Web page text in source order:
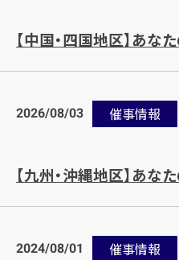
【中国・四国地区】あな
2026/08/03 催事情報
【九州・沖縄地区】あな
2024/08/01 催事情報